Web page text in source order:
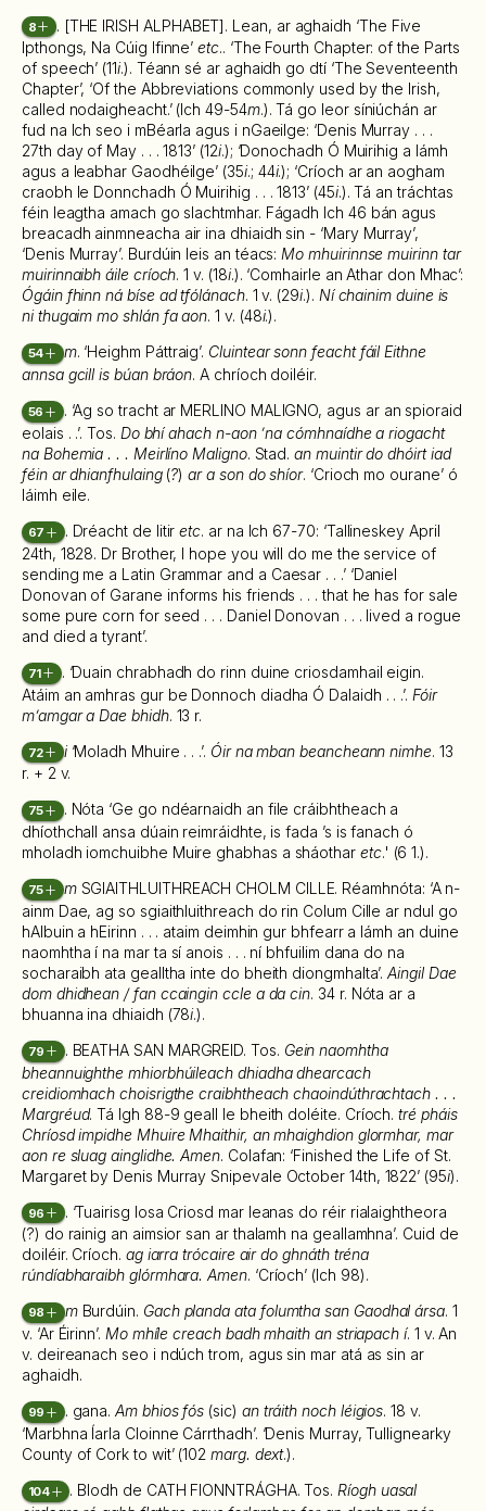
8
. [THE IRISH ALPHABET]. Lean, ar aghaidh ‘The Five
Ipthongs, Na Cúig Ifinne’etc.. ‘The Fourth Chapter: of the Parts
of speech’ (11i.). Téann sé ar aghaidh go dtí ‘The Seventeenth
Chapter’, ‘Of the Abbreviations commonly used by the Irish,
called nodaigheacht.’ (lch 49-54m.). Tá go leor síniúchán ar
fud na lch seo i mBéarla agus i nGaeilge: ‘Denis Murray . . .
27th day of May . . . 1813’ (12i.); ‘Donochadh Ó Muirihig a lámh
agus a leabhar Gaodhéilge’ (35i.; 44i.); ‘Críoch ar an aogham
craobh le Donnchadh Ó Muirihig . . . 1813’ (45i.). Tá an tráchtas
féin leagtha amach go slachtmhar. Fágadh lch 46 bán agus
breacadh ainmneacha air ina dhiaidh sin - ‘Mary Murray’,
‘Denis Murray’. Burdúin leis an téacs: Mo mhuirinnse muirinn tar
muirinnaibh áile críoch. 1 v. (18i.). ‘Comhairle an Athar don Mhac’:
Ógáin fhinn ná bíse ad tfólánach. 1 v. (29i.). Ní chainim duine is
ni thugaim mo shlán fa aon. 1 v. (48i.).
54 m. ‘Heighm Páttraig’. Cluintear sonn feacht fáil Eithne
annsa gcill is búan bráon. A chríoch doiléir.
56
. ‘Ag so tracht ar MERLINO MALIGNO, agus ar an spioraid
eolais . .’. Tos. Do bhí ahach n-aon ’na cómhnaídhe a riogacht
na Bohemia . . . Meirlíno Maligno. Stad.an muintir do dhóirt iad
féin ar dhianfhulaing(?)ar a son do shíor. ‘Crioch mo ourane’ ó
láimh eile.
67 . Dréacht de litiretc. ar na lch 67-70: ‘Tallineskey April
24th, 1828. Dr Brother, I hope you will do me the service of
sending me a Latin Grammar and a Caesar . . .’ ‘Daniel
Donovan of Garane informs his friends . . . that he has for sale
some pure corn for seed . . . Daniel Donovan . . . lived a rogue
and died a tyrant’.
71
. ‘Duain chrabhadh do rinn duine criosdamhail eigin.
Atáim an amhras gur be Donnoch diadha Ó Dalaidh . . .’. Fóir
m’amgar a Dae bhidh. 13 r.
72 i‘Moladh Mhuire . . .’. Óir na mban beancheann nimhe. 13
r. + 2 v.
75
. Nóta ‘Ge go ndéarnaidh an file cráibhtheach a
dhíothchall ansa dúain reimráidhte, is fada ’s is fanach ó
mholadh iomchuibhe Muire ghabhas a sháothar etc.' (6 1.).
75 mSGIAITHLUITHREACH CHOLM CILLE. Réamhnóta: ‘A n-
ainm Dae, ag so sgiaithluithreach do rin Colum Cille ar ndul go
hAlbuin a hEirinn . . . ataim deimhin gur bhfearr a lámh an duine
naomhtha í na mar ta sí anois . . . ní bhfuilim dana do na
socharaibh ata gealltha inte do bheith diongmhalta’.Aingil Dae
dom dhidhean / fan ccaingin ccle a da cin. 34 r. Nóta ar a
bhuanna ina dhiaidh (78i.).
79 . BEATHA SAN MARGREID. Tos. Gein naomhtha
bheannuighthe mhiorbhúileach dhiadha dhearcach
creidiomhach choisrigthe craibhtheach chaoindúthrachtach . . .
Margréud. Tá lgh 88-9 geall le bheith doléite. Críoch.tré pháis
Chríosd impidhe Mhuire Mhaithir, an mhaighdion glormhar, mar
aon re sluag ainglidhe. Amen. Colafan: ‘Finished the Life of St.
Margaret by Denis Murray Snipevale October 14th, 1822’ (95i).
96
. ‘Tuairisg Iosa Criosd mar leanas do réir rialaightheora
(?) do rainig an aimsior san ar thalamh na geallamhna’. Cuid de
doiléir. Críoch. ag iarra trócaire air do ghnáth tréna
rúndíabharaibh glórmhara. Amen. ‘Críoch’ (lch 98).
98 mBurdúin. Gach planda ata folumtha san Gaodhal ársa. 1
v. ‘Ar Éirinn’. Mo mhíle creach badh mhaith an striapach í. 1 v. An
v. deireanach seo i ndúch trom, agus sin mar atá as sin ar
aghaidh.
99 . gana.Am bhios fós (sic) an tráith noch léigios. 18 v.
‘Marbhna Íarla Cloinne Cárrthadh’. ‘Denis Murray, Tullignearky
County of Cork to wit’ (102marg. dext.).
104 . Blodh de CATH FIONNTRÁGHA. Tos. Ríogh uasal